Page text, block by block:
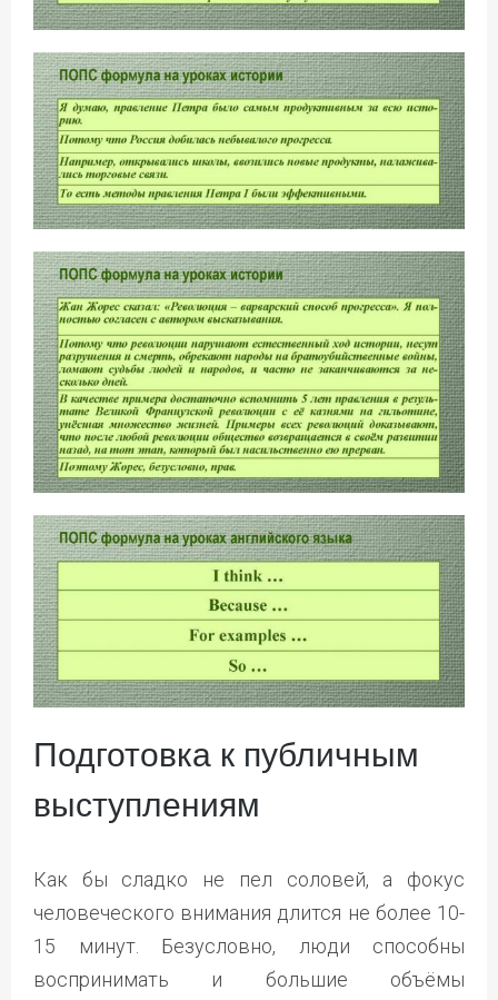
Подготовка к публичным
выступлениям
Как бы сладко не пел соловей, а фокус
человеческого внимания длится не более 10-
15 минут. Безусловно, люди способны
воспринимать и большие объёмы